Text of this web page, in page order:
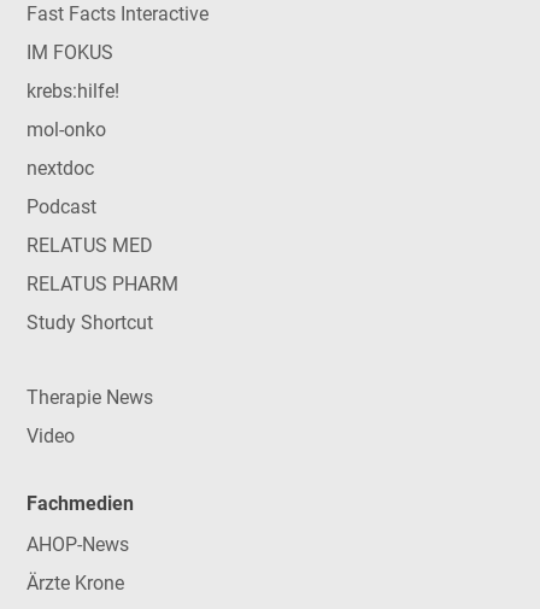
Fast Facts Interactive
IM FOKUS
krebs:hilfe!
mol-onko
nextdoc
Podcast
RELATUS MED
RELATUS PHARM
Study Shortcut
Therapie News
Video
Fachmedien
AHOP-News
Ärzte Krone